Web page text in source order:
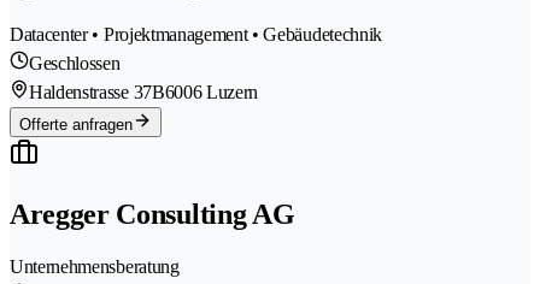
Datacenter • Projektmanagement • Gebäudetechnik
Geschlossen
Haldenstrasse 37B6006 Luzern
Offerte anfragen
Aregger Consulting AG
Unternehmensberatung